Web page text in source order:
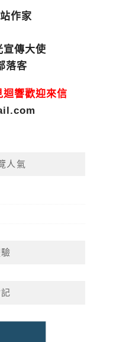
作家
宣傳大使
落客
響歡迎來信
人氣